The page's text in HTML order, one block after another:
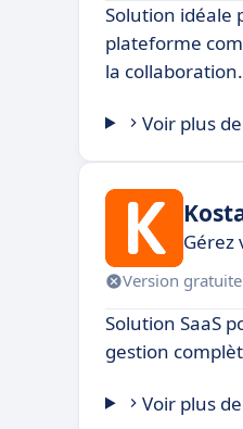
Solution idéale
plateforme
la collaboration.
Voir plus
Gérez
Version gratuite
Solution SaaS
gestion
Voir plus